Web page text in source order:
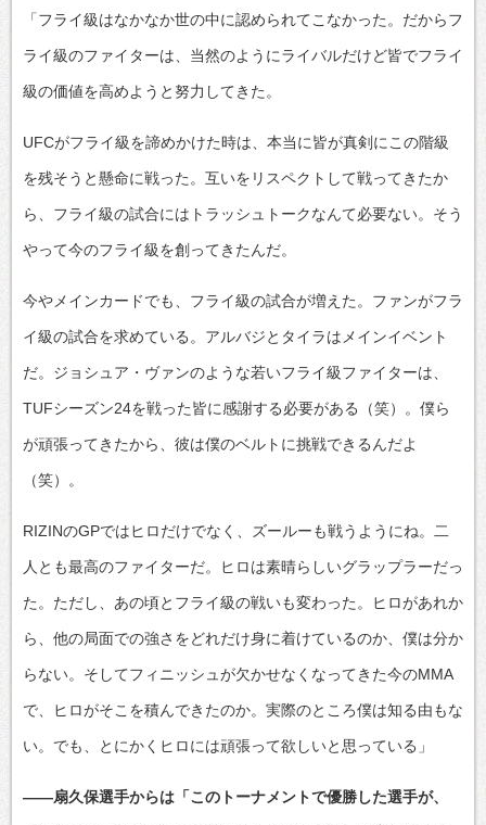
「フライ級はなかなか世の中に認められてこなかった。だからフ
ライ級のファイターは、当然のようにライバルだけど皆でフライ
級の価値を高めようと努力してきた。
UFCがフライ級を諦めかけた時は、本当に皆が真剣にこの階級
を残そうと懸命に戦った。互いをリスペクトして戦ってきたか
ら、フライ級の試合にはトラッシュトークなんて必要ない。そう
やって今のフライ級を創ってきたんだ。
今やメインカードでも、フライ級の試合が増えた。ファンがフラ
イ級の試合を求めている。アルバジとタイラはメインイベント
だ。ジョシュア・ヴァンのような若いフライ級ファイターは、
TUFシーズン24を戦った皆に感謝する必要がある（笑）。僕ら
が頑張ってきたから、彼は僕のベルトに挑戦できるんだよ
（笑）。
RIZINのGPではヒロだけでなく、ズールーも戦うようにね。二
人とも最高のファイターだ。ヒロは素晴らしいグラップラーだっ
た。ただし、あの頃とフライ級の戦いも変わった。ヒロがあれか
ら、他の局面での強さをどれだけ身に着けているのか、僕は分か
らない。そしてフィニッシュが欠かせなくなってきた今のMMA
で、ヒロがそこを積んできたのか。実際のところ僕は知る由もな
い。でも、とにかくヒロには頑張って欲しいと思っている」
――扇久保選手からは「このトーナメントで優勝した選手が、